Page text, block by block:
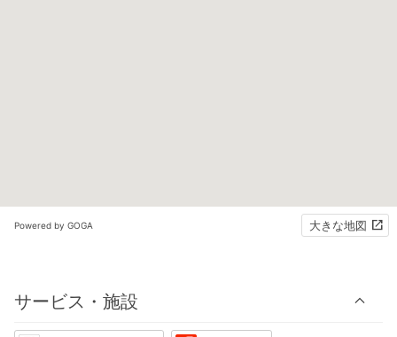
Powered by GOGA 大きな地図
サービス・施設